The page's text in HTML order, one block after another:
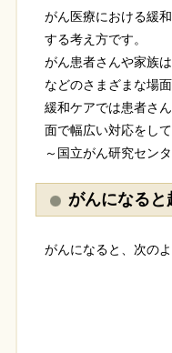
がん医療における緩
する考え方です。
がん患者さんや家族
などのさまざまな場
緩和ケアでは患者さ
面で幅広い対応をし
～国立がん研究セン
がんになる
がんになると、次の